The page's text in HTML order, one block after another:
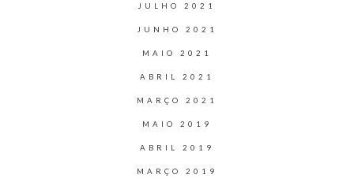
JULHO 2021
JUNHO 2021
MAIO 2021
ABRIL 2021
MARÇO 2021
MAIO 2019
ABRIL 2019
MARÇO 2019